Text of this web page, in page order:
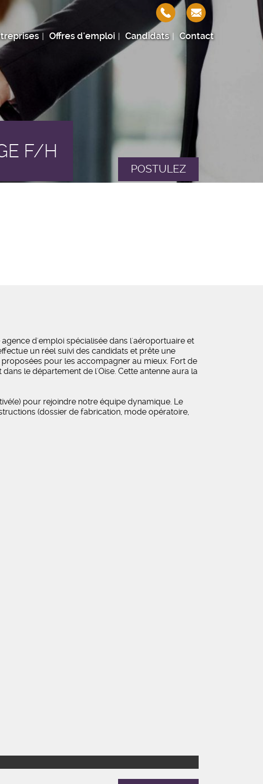
Offres d'emploi Candidats Contact
POSTULEZ
F/H
d'emploi spécialisée dans l'aéroportuaire et
un réel suivi des candidats et prête une
pour les accompagner au mieux. Fort de
le département de l'Oise. Cette antenne aura la
pour rejoindre notre équipe dynamique. Le
(dossier de fabrication, mode opératoire,